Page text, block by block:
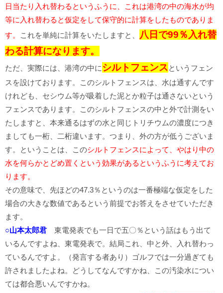
日当たり入れ替わるというふうに、これは港湾の中の海水が均
等に入れ替わると仮定をして保守的に計算をしたものでありま
す。
これを単純に計算をいたしますと、
八日で99％入れ替
わる計算になります。
ただ、実際には、港湾の中にシルトフェンスというフェン
スを設けております。このシルトフェンスは、水は通すんです
けれども、セシウム等が吸着した泥とか粒子は通さないという
フェンスであります。このシルトフェンスの中と外で計測をい
たしますと、本来通るはずの水と同じトリチウムの濃度につき
ましても一桁、二桁違います。つまり、外の方が低うございま
す。ということは、このシルトフェンスによって、やはり中の
水を何らかとどめ置くという効果があるというふうに考えてお
ります。
その意味で、先ほどの47.3％というのは一番極端な仮定をした
場合の大きな数値であるという前提でお答えをさせていただき
ます。
○山本太郎君 東電発表でも一日で五〇％という話はもう出て
いるんですよね、東電発表で。結局これ、中と外、入れ替わっ
ているんですよ。（発言する者あり）ゴルフでは一分過ぎても
許されましたよね。どうしてなんですかね、この汚染水につい
ては都合悪いんですかね。